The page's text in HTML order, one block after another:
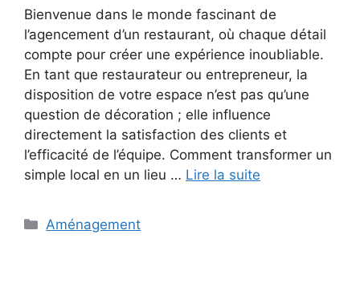
Bienvenue dans le monde fascinant de
l’agencement d’un restaurant, où chaque détail
compte pour créer une expérience inoubliable.
En tant que restaurateur ou entrepreneur, la
disposition de votre espace n’est pas qu’une
question de décoration ; elle influence
directement la satisfaction des clients et
l’efficacité de l’équipe. Comment transformer un
simple local en un lieu … Lire la suite
Catégories
Aménagement